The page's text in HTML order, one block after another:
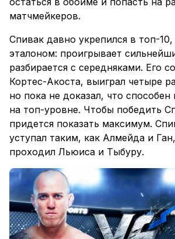
матчмейкеров.
Спивак давно укрепился в топ-
эталоном: проигрывает
разбирается с середняками. Его
Кортес-Акоста, выиграл четыре
но пока не доказал, что способен
на топ-уровне. Чтобы победить
придется показать максимум.
уступал таким, как Алмейда и
проходил Льюиса и Тыбуру.